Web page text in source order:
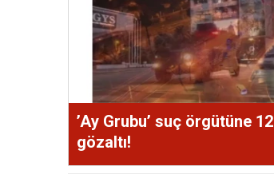
’Ay Grubu’ suç örgütüne 12
gözaltı!